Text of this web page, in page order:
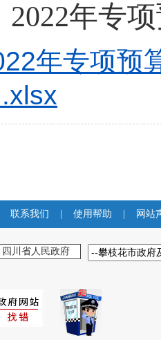
2022年专
年专项预
联系我们 使用帮助 网站
四川省人民政府